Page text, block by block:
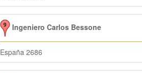
Ingeniero Carlos Bessone
España 2686